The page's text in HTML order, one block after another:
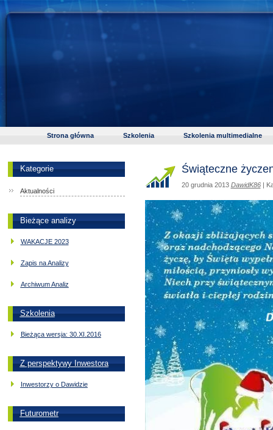
Strona główna Szkolenia Szkolenia multimedialne
Kategorie
Aktualności
Bieżące analizy
WAKACJE 2023
Zapis na Analizy
Archiwum Analiz
Szkolenia
Bieżąca wersja: 30.XI.2016
Z perspektywy Inwestora
Inwestorzy o Dawidzie
Futurometr
Świąteczne
20 grudnia 2013 DawidK86|